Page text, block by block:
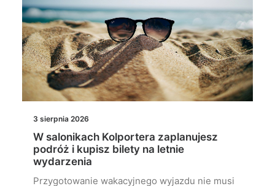
3 sierpnia 2026
W salonikach Kolportera zaplanujesz
podróż i kupisz bilety na letnie
wydarzenia
Przygotowanie wakacyjnego wyjazdu nie musi